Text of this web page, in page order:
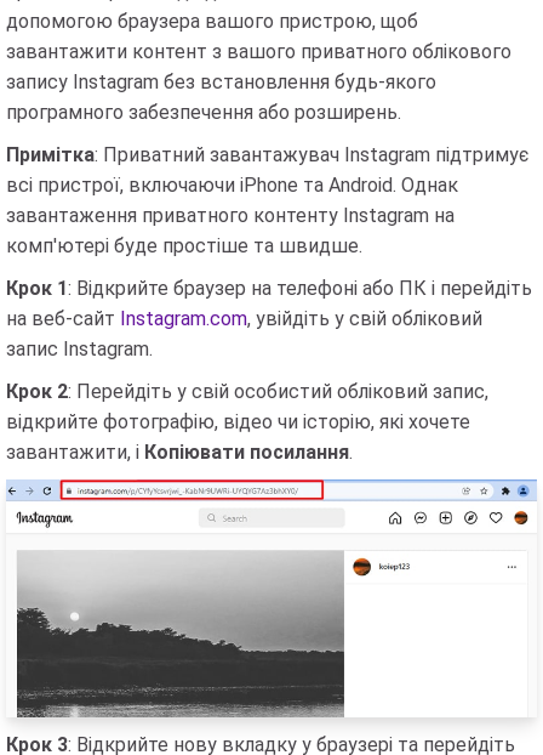
допомогою браузера вашого пристрою, щоб
завантажити контент з вашого приватного облікового
запису Instagram без встановлення будь-якого
програмного забезпечення або розширень.
Примітка: Приватний завантажувач Instagram підтримує
всі пристрої, включаючи iPhone та Android. Однак
завантаження приватного контенту Instagram на
комп'ютері буде простіше та швидше.
Крок 1: Відкрийте браузер на телефоні або ПК і перейдіть
на веб-сайт Instagram.com, увійдіть у свій обліковий
запис Instagram.
Крок 2: Перейдіть у свій особистий обліковий запис,
відкрийте фотографію, відео чи історію, які хочете
завантажити, і Копіювати посилання.
Крок 3: Відкрийте нову вкладку у браузері та перейдіть